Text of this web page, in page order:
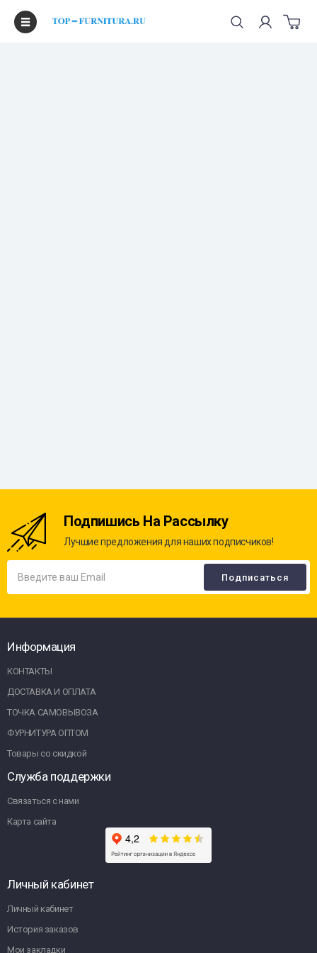
Подпишись На Рассылку
Лучшие предложения для наших подписчиков!
Информация
КОНТАКТЫ
ДОСТАВКА И ОПЛАТА
ТОЧКА САМОВЫВОЗА
ФУРНИТУРА ОПТОМ
Товары со скидкой
Служба поддержки
Связаться с нами
Карта сайта
Личный кабинет
Личный кабинет
История заказов
Мои закладки